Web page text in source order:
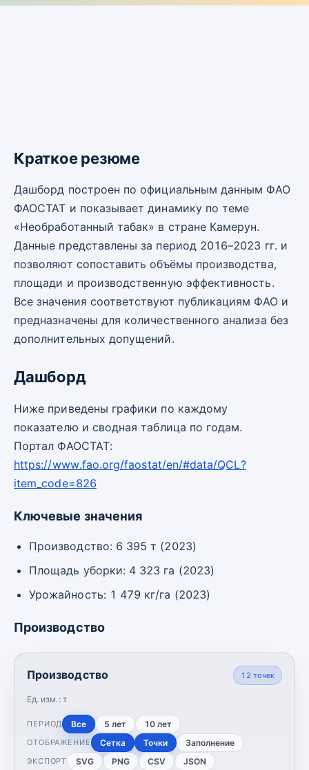
Краткое резюме
Дашборд построен по официальным данным ФАО
ФАОСТАТ и показывает динамику по теме
«Необработанный табак» в стране Камерун.
Данные представлены за период 2016–2023 гг. и
позволяют сопоставить объёмы производства,
площади и производственную эффективность.
Все значения соответствуют публикациям ФАО и
предназначены для количественного анализа без
дополнительных допущений.
Дашборд
Ниже приведены графики по каждому
показателю и сводная таблица по годам.
Портал ФАОСТАТ:
https://www.fao.org/faostat/en/#data/QCL?
item_code=826
Ключевые значения
Производство: 6 395 т (2023)
Площадь уборки: 4 323 га (2023)
Урожайность: 1 479 кг/га (2023)
Производство
Производство
Ед. изм.: т
12 точек
ПЕРИОД Все 5 лет 10 лет
ОТОБРАЖЕНИЕ Сетка Точки Заполнение
ЭКСПОРТ SVG PNG CSV JSON